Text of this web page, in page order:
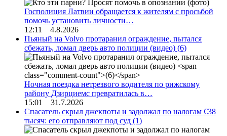
Госполиция Латвии обращается к жителям с просьбой
помочь установить личности…
12:11 4.8.2026
Пьяный на Volvo протаранил ограждение, пытался
сбежать, ломал дверь авто полиции (видео) (6)
Ночная поездка нетрезвого водителя по рижскому
району Дзирциемс превратилась в…
15:01 31.7.2026
Спасатель скрыл джекпоты и задолжал по налогам €38
тысяч: его отправляют под суд (1)